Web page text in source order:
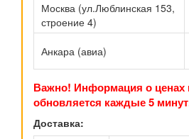
Москва (ул.Люблинская 153,
строение 4)
Анкара (авиа)
Важно! Информация о ценах
обновляется каждые 5
Доставка: